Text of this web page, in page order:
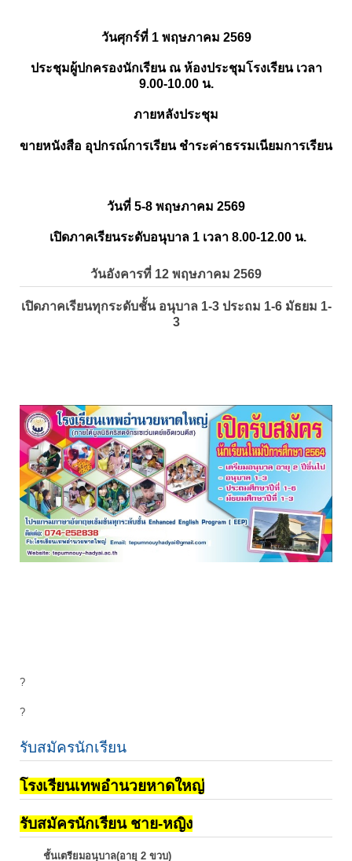
วันศุกร์ที่ 1 พฤษภาคม 2569
ประชุมผู้ปกครองนักเรียน ณ ห้องประชุมโรงเรียน เวลา
9.00-10.00 น.
ภายหลังประชุม
ขายหนังสือ อุปกรณ์การเรียน ชำระค่าธรรมเนียมการเรียน
วันที่ 5-8 พฤษภาคม 2569
เปิดภาคเรียนระดับอนุบาล 1 เวลา 8.00-12.00 น.
วันอังคารที่ 12 พฤษภาคม 2569
เปิดภาคเรียนทุกระดับชั้น อนุบาล 1-3 ประถม 1-6 มัธยม 1-
3
?
?
รับสมัครนักเรียน
โรงเรียนเทพอำนวยหาดใหญ่
รับสมัครนักเรียน ชาย-หญิง
ชั้นเตรียมอนุบาล(อายุ 2 ขวบ)